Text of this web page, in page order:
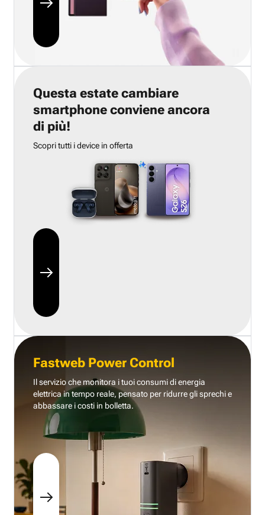
Questa estate cambiare
smartphone conviene ancora
di più!
Scopri tutti i device in offerta
Fastweb Power Control
Il servizio che monitora i tuoi consumi di energia
elettrica in tempo reale, pensato per ridurre gli sprechi e
abbassare i costi in bolletta.